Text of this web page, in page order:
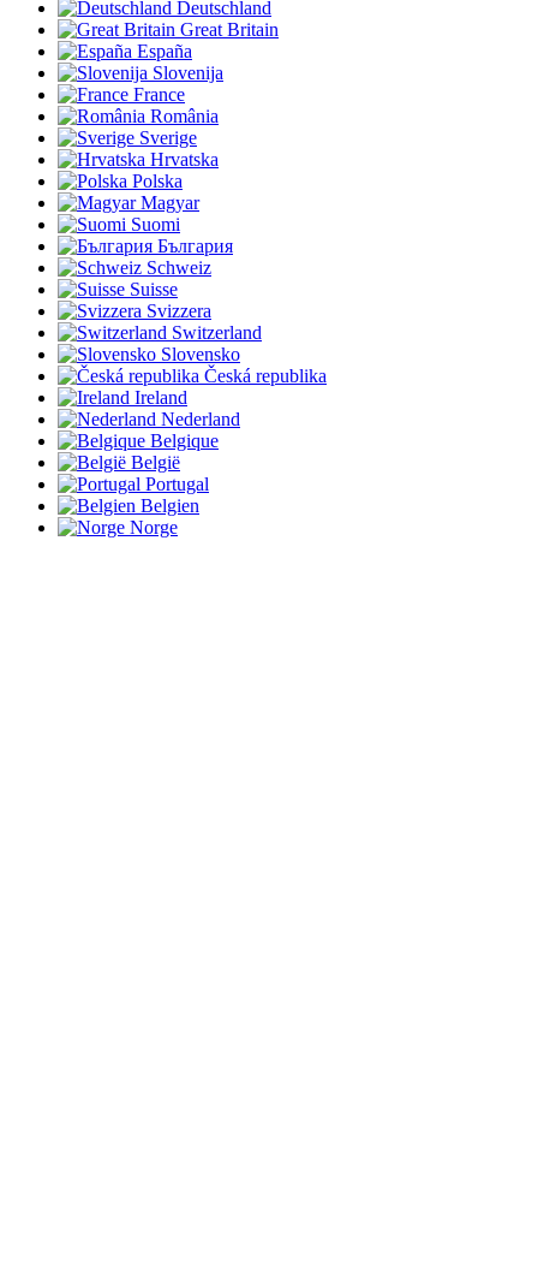
Deutschland
Great Britain
España
Slovenija
France
România
Sverige
Hrvatska
Polska
Magyar
Suomi
България
Schweiz
Suisse
Svizzera
Switzerland
Slovensko
Česká republika
Ireland
Nederland
Belgique
België
Portugal
Belgien
Norge